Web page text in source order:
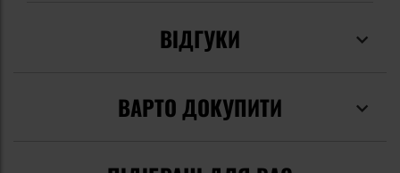
ВІДГУКИ
ВАРТО ДОКУПИТИ